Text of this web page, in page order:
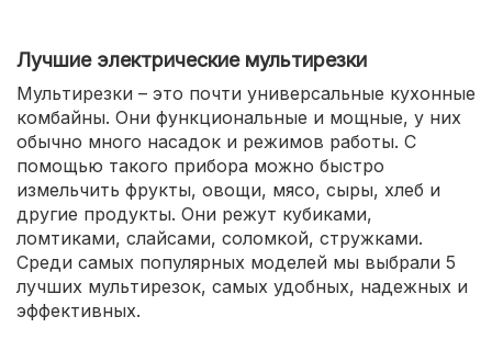
Лучшие электрические мультирезки
Мультирезки – это почти универсальные кухонные
комбайны. Они функциональные и мощные, у них
обычно много насадок и режимов работы. С
помощью такого прибора можно быстро
измельчить фрукты, овощи, мясо, сыры, хлеб и
другие продукты. Они режут кубиками,
ломтиками, слайсами, соломкой, стружками.
Среди самых популярных моделей мы выбрали 5
лучших мультирезок, самых удобных, надежных и
эффективных.